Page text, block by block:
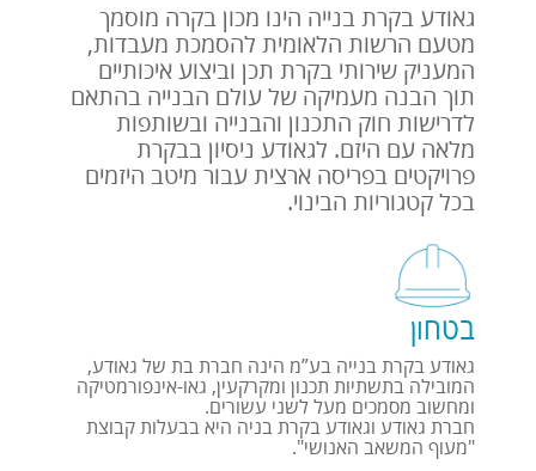
תיקון מסמכי הבקשה
(21 ימים)
הגשת מסמכים מתוקנים
דו"ח בקרת תכן מסכם והמלצת מכון הבקרה למתן היתר
בניה
גאודע בקרת בנייה הינו מכון בקרה מוסמך
מטעם הרשות הלאומית להסמכת מעבדות,
המעניק שירותי בקרת תכן וביצוע איכותיים
תוך הבנה מעמיקה של עולם הבנייה בהתאם
לדרישות חוק התכנון והבנייה ובשותפות
מלאה עם היזם. לגאודע ניסיון בבקרת
פרויקטים בפריסה ארצית עבור מיטב היזמים
בכל קטגוריות הבינוי.
בטחון
גאודע בקרת בנייה בע”מ הינה חברת בת של גאודע,
המובילה בתשתיות תכנון ומקרקעין, גאו-אינפורמטיקה
ומחשוב מסמכים מעל לשני עשורים.
חברת גאודע וגאודע בקרת בניה היא בבעלות קבוצת
"מעוף המשאב האנושי".